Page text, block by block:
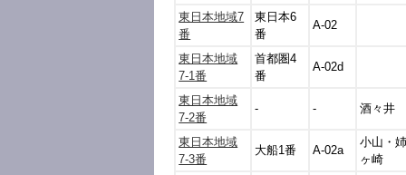
東日本地域7
番
東日本6
番
A-02
東日本地域
7-1番
首都圏4
番
A-02d
東日本地域
7-2番
- - 酒々井
東日本地域
7-3番
大船1番 A-02a
小山・
ヶ崎